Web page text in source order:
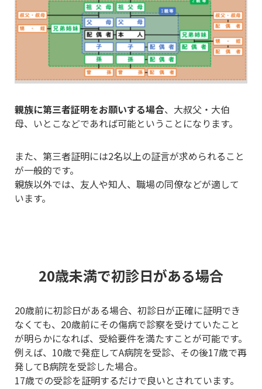
親族に第三者証明をお願いする場合、大叔父・大伯
母、いとこなどであれば可能ということになります。
また、第三者証明には2名以上の証言が求められること
が一般的です。
親族以外では、友人や知人、職場の同僚などが適して
います。
20歳未満で初診日がある場合
20歳前に初診日がある場合、初診日が正確に証明でき
なくても、20歳前にその傷病で診察を受けていたこと
が明らかになれば、受給要件を満たすことが可能です。
例えば、10歳で発症してA病院を受診、その後17歳で再
発してB病院を受診した場合。
17歳での受診を証明するだけで良いとされています。